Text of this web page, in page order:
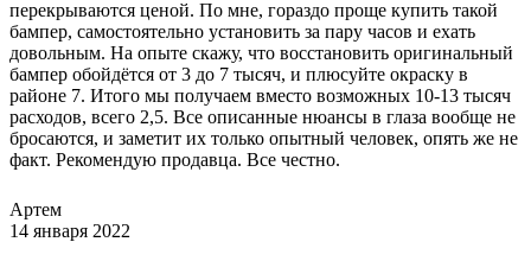
перекрываются ценой. По мне, гораздо проще купить такой
бампер, самостоятельно установить за пару часов и ехать
довольным. На опыте скажу, что восстановить оригинальный
бампер обойдётся от 3 до 7 тысяч, и плюсуйте окраску в
районе 7. Итого мы получаем вместо возможных 10-13 тысяч
расходов, всего 2,5. Все описанные нюансы в глаза вообще не
бросаются, и заметит их только опытный человек, опять же не
факт. Рекомендую продавца. Все честно.
Артем
14 января 2022